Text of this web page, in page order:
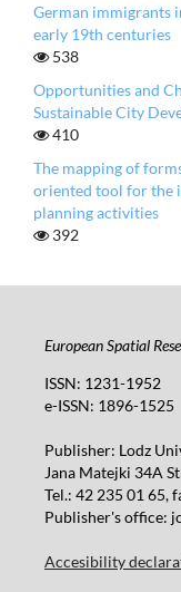
German immigrants
early 19th centuries
538
Opportunities and
Sustainable City
410
The mapping of
oriented tool for the
planning activities
392
European Spatial
ISSN: 1231-1952
e-ISSN: 1896-1525
Publisher: Lodz
Jana Matejki 34A
Tel.: 42 235 01 65,
Publisher's office:
Accesibility